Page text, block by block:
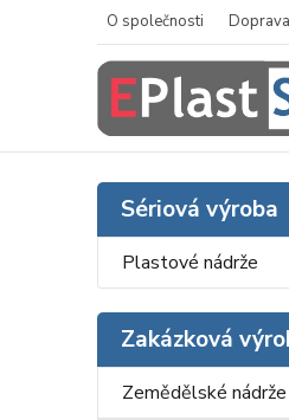
O společnosti
Sériová výroba
Plastové nádrže
Zakázková
Zemědělské nádrže